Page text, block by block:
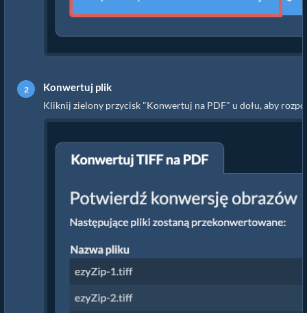
Konwertuj plik
Kliknij zielony przycisk "Konwertuj na PDF" u dołu, aby